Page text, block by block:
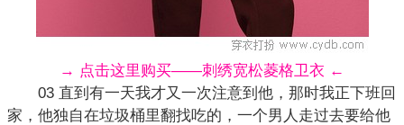
→ 点击这里购买——刺绣宽松菱格卫衣 ←
03 直到有一天我才又一次注意到他，那时我正下班回
家，他独自在垃圾桶里翻找吃的，一个男人走过去要给他